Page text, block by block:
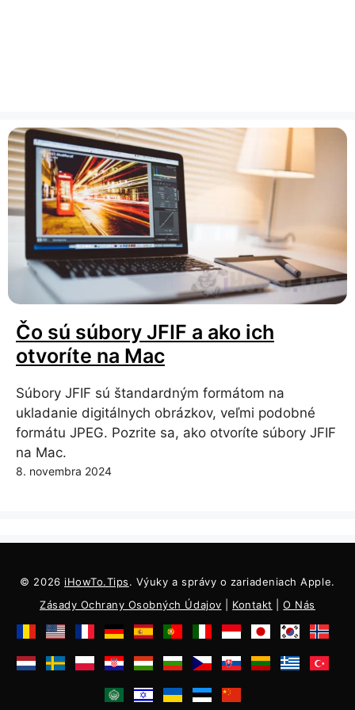
Čo sú súbory JFIF a ako ich
otvoríte na Mac
Súbory JFIF sú štandardným formátom na
ukladanie digitálnych obrázkov, veľmi podobné
formátu JPEG. Pozrite sa, ako otvoríte súbory JFIF
na Mac.
8. novembra 2024
© 2026 iHowTo.Tips. Výuky a správy o zariadeniach Apple.
Zásady Ochrany Osobných Údajov
Kontakt |O Nás